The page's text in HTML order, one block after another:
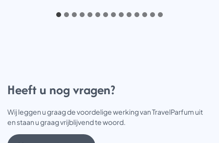
Heeft u nog vragen?
Wij leggen u graag de voordelige werking van TravelParfum uit
en staan u graag vrijblijvend te woord.